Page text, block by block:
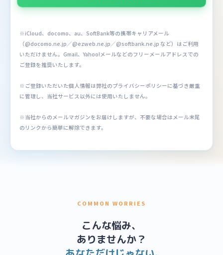
※iCloud、docomo、au、SoftBank等の携帯キャリアメール
（@docomo.ne.jp／@ezweb.ne.jp／@softbank.ne.jp など）はご利用
いただけません。Gmail、Yahoo!メールなどのフリーメールアドレスでの
ご登録を推奨いたします。
※ご登録いただいた個人情報は弊社のプライバシーポリシーに基づき厳重
に管理し、当社サービス以外には使用いたしません。
※当社からのメールマガジンをお届けしますが、不要な場合はメール末尾
のリンクから簡単に解除できます。
COMMON WORRIES
こんな悩み、
ありませんか？